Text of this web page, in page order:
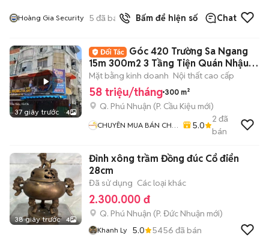
Hoàng Gia Security 5 đã bán Bấm để hiện số Chat
37 giây trước 4
Góc 420 Trường Sa Ngang
15m 300m2 3 Tầng Tiện Quán Nhậu
Nhà Hàng CF
Mặt bằng kinh doanh Nội thất cao cấp
58 triệu/tháng 300 m²
Q. Phú Nhuận (P. Cầu Kiệu mới)
CHUYÊN MUA BÁN CHO
5.0
2 đã
bán
38 giây trước 4
Đỉnh xông trầm Đồng đúc Cổ điển
28cm
Đã sử dụng Các loại khác
2.300.000 đ
Q. Phú Nhuận (P. Đức Nhuận mới)
Khanh Ly 5.0 5456 đã bán